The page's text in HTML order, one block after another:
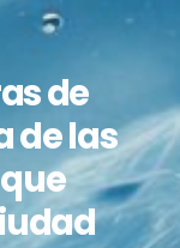
de
de las